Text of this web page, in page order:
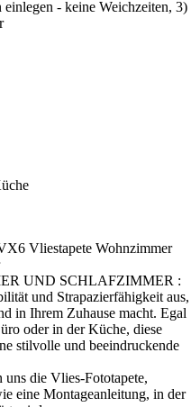
- keine Weichzeiten, 3)
Vliestapete Wohnzimmer
UND SCHLAFZIMMER :
und Strapazierfähigkeit aus,
in Ihrem Zuhause macht. Egal
oder in der Küche, diese
stilvolle und beeindruckende
die Vlies-Fototapete,
eine Montageanleitung, in der